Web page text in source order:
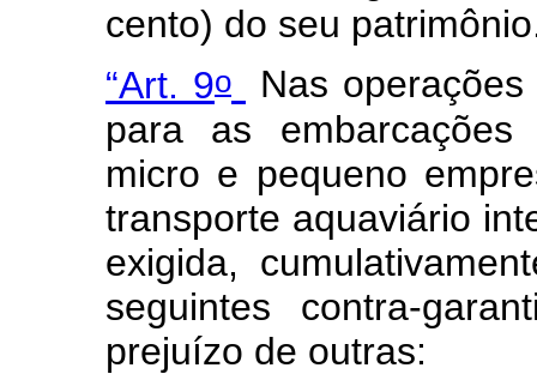
cento) do seu
“Art. 9o
Nas
para as
micro e pequeno
transporte aquaviário
exigida,
seguintes contra-
prejuízo de outras: